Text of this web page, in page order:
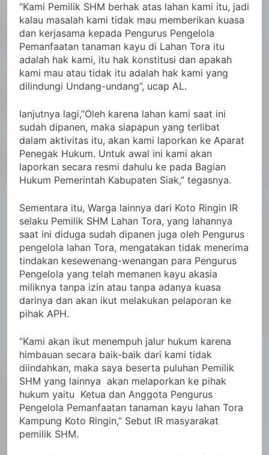
“Kami Pemilik SHM berhak atas lahan kami itu, jadi
kalau masalah kami tidak mau memberikan kuasa
dan kerjasama kepada Pengurus Pengelola
Pemanfaatan tanaman kayu di Lahan Tora itu
adalah hak kami, itu hak konstitusi dan apakah
kami mau atau tidak itu adalah hak kami yang
dilindungi Undang-undang”, ucap AL.
lanjutnya lagi,”Oleh karena lahan kami saat ini
sudah dipanen, maka siapapun yang terlibat
dalam aktivitas itu, akan kami laporkan ke Aparat
Penegak Hukum. Untuk awal ini kami akan
laporkan secara resmi dahulu ke pada Bagian
Hukum Pemerintah Kabupaten Siak,” tegasnya.
Sementara itu, Warga lainnya dari Koto Ringin IR
selaku Pemilik SHM Lahan Tora, yang lahannya
saat ini diduga sudah dipanen juga oleh Pengurus
pengelola lahan Tora, mengatakan tidak menerima
tindakan kesewenang-wenangan para Pengurus
Pengelola yang telah memanen kayu akasia
miliknya tanpa izin atau tanpa adanya kuasa
darinya dan akan ikut melakukan pelaporan ke
pihak APH.
“Kami akan ikut menempuh jalur hukum karena
himbauan secara baik-baik dari kami tidak
diindahkan, maka saya beserta puluhan Pemilik
SHM yang lainnya akan melaporkan ke pihak
hukum yaitu Ketua dan Anggota Pengurus
Pengelola Pemanfaatan tanaman kayu lahan Tora
Kampung Koto Ringin,” Sebut IR masyarakat
pemilik SHM.